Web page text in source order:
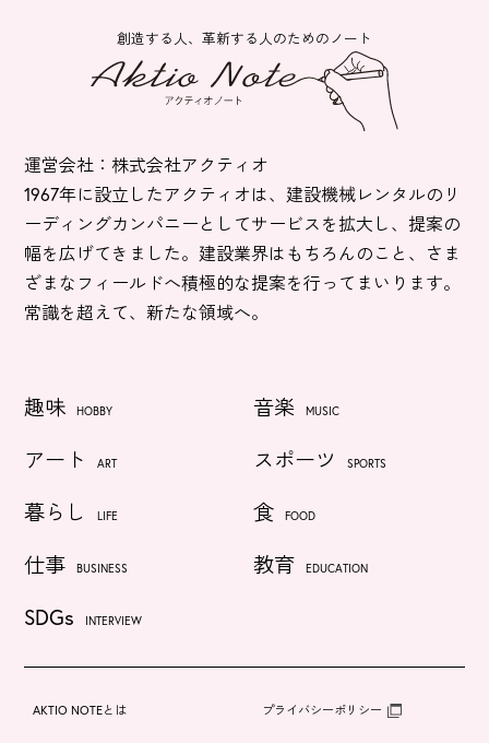
創造する人、革新する人のためのノート
運営会社：株式会社アクティオ
1967年に設立したアクティオは、建設機械レンタルのリ
ーディングカンパニーとしてサービスを拡大し、提案の
幅を広げてきました。建設業界はもちろんのこと、さま
ざまなフィールドへ積極的な提案を行ってまいります。
常識を超えて、新たな領域へ。
趣味 HOBBY 音楽 MUSIC
アート ART スポーツ SPORTS
暮らし LIFE 食 FOOD
仕事 BUSINESS 教育 EDUCATION
SDGs INTERVIEW
AKTIO NOTEとは プライバシーポリシー